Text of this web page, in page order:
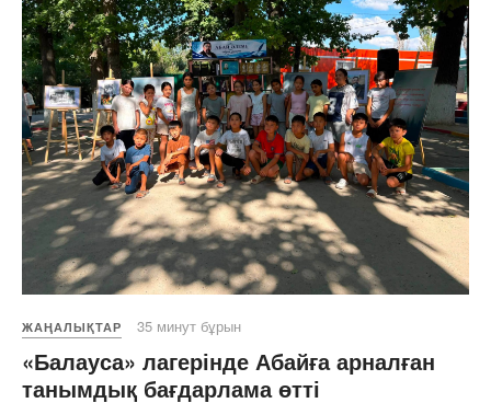
ЖАҢАЛЫҚТАР 35 минут бұрын
«Балауса» лагерінде Абайға арналған
танымдық бағдарлама өтті